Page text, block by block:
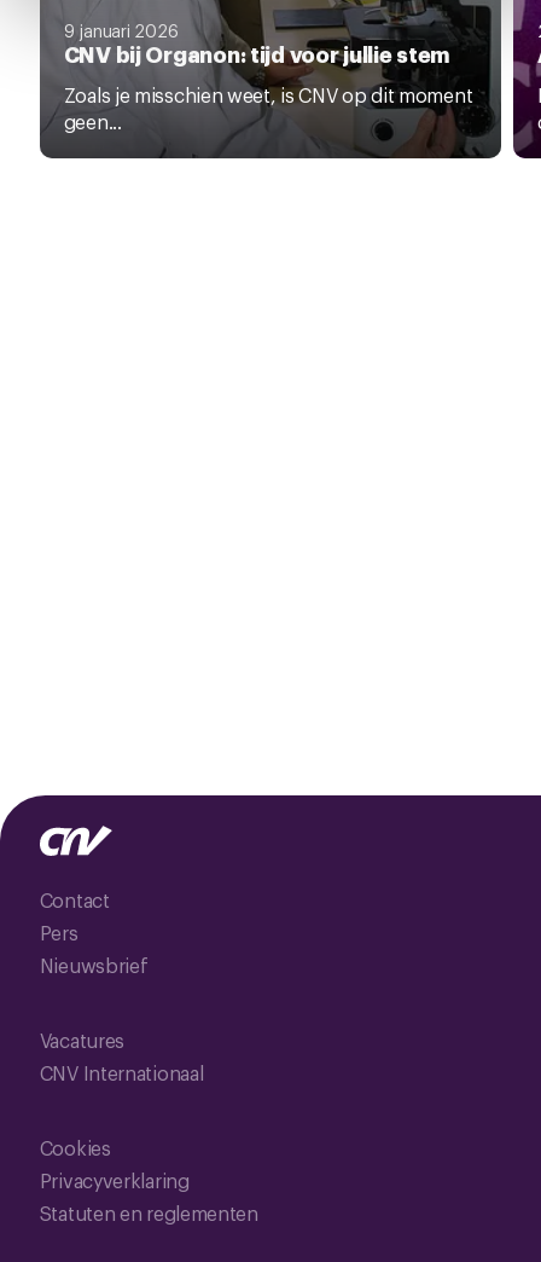
het ronde cookie-instellingenicoontje linksonder op de
pagina.9 januari 2026
CNV bij Organon: tijd voor jullie stem
Zoals je misschien weet, is CNV op dit moment
geen...
Contact
Pers
Nieuwsbrief
Vacatures
CNV Internationaal
Cookies
Privacyverklaring
Statuten en reglementen